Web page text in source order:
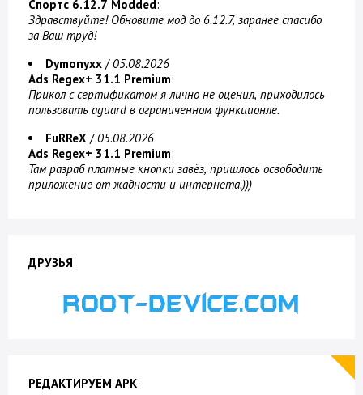
Спортс 6.12.7 Modded:
Здравствуйте! Обновите мод до 6.12.7, заранее спасибо
за Ваш труд!
Dymonyxx /05.08.2026
Ads Regex+ 31.1 Premium:
Прикол с сертификатом я лично не оценил, приходилось
пользовать aguard в ограниченном функционле.
FuRReX /05.08.2026
Ads Regex+ 31.1 Premium:
Там разраб платные кнопки завёз, пришлось освободить
приложение от жадности и интернета.)))
ДРУЗЬЯ
РЕДАКТИРУЕМ APK